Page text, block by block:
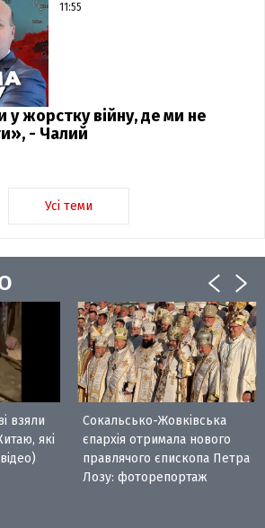
11:55
у жорстку війну, де ми не
- Чалий
Усі теми
взяли
які
Сокальсько-Жовківська
єпархія отримала нового
правлячого єпископа Петра
Лозу: фоторепортаж